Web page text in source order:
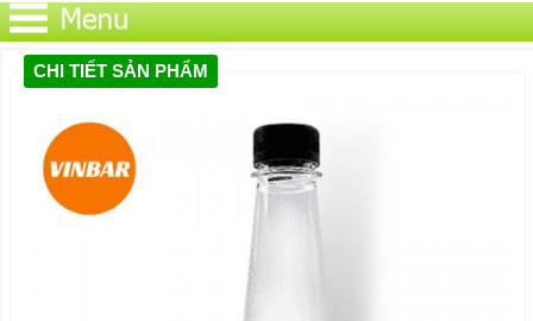
CHI TIẾT SẢN PHẨM